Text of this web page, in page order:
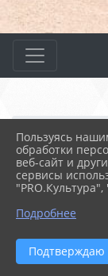
Главная
09.
08.01.28
Пользуясь
обработки
веб-сайт и
сервисы
Подробнее
Подтверждаю